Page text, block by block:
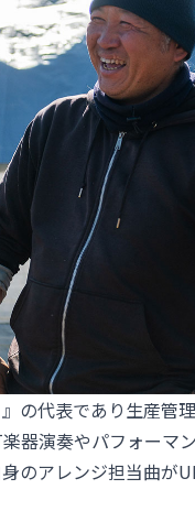
』の代表であり生産
器演奏やパフォーマ
のアレンジ担当曲が